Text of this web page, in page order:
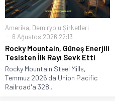
Amerika, Demiryolu Şirketleri
6 Ağustos 2026 22:13
Rocky Mountain, Güneş Enerjili
Tesisten İlk Rayı Sevk Etti
Rocky Mountain Steel Mills,
Temmuz 2026'da Union Pacific
Railroad'a 328...